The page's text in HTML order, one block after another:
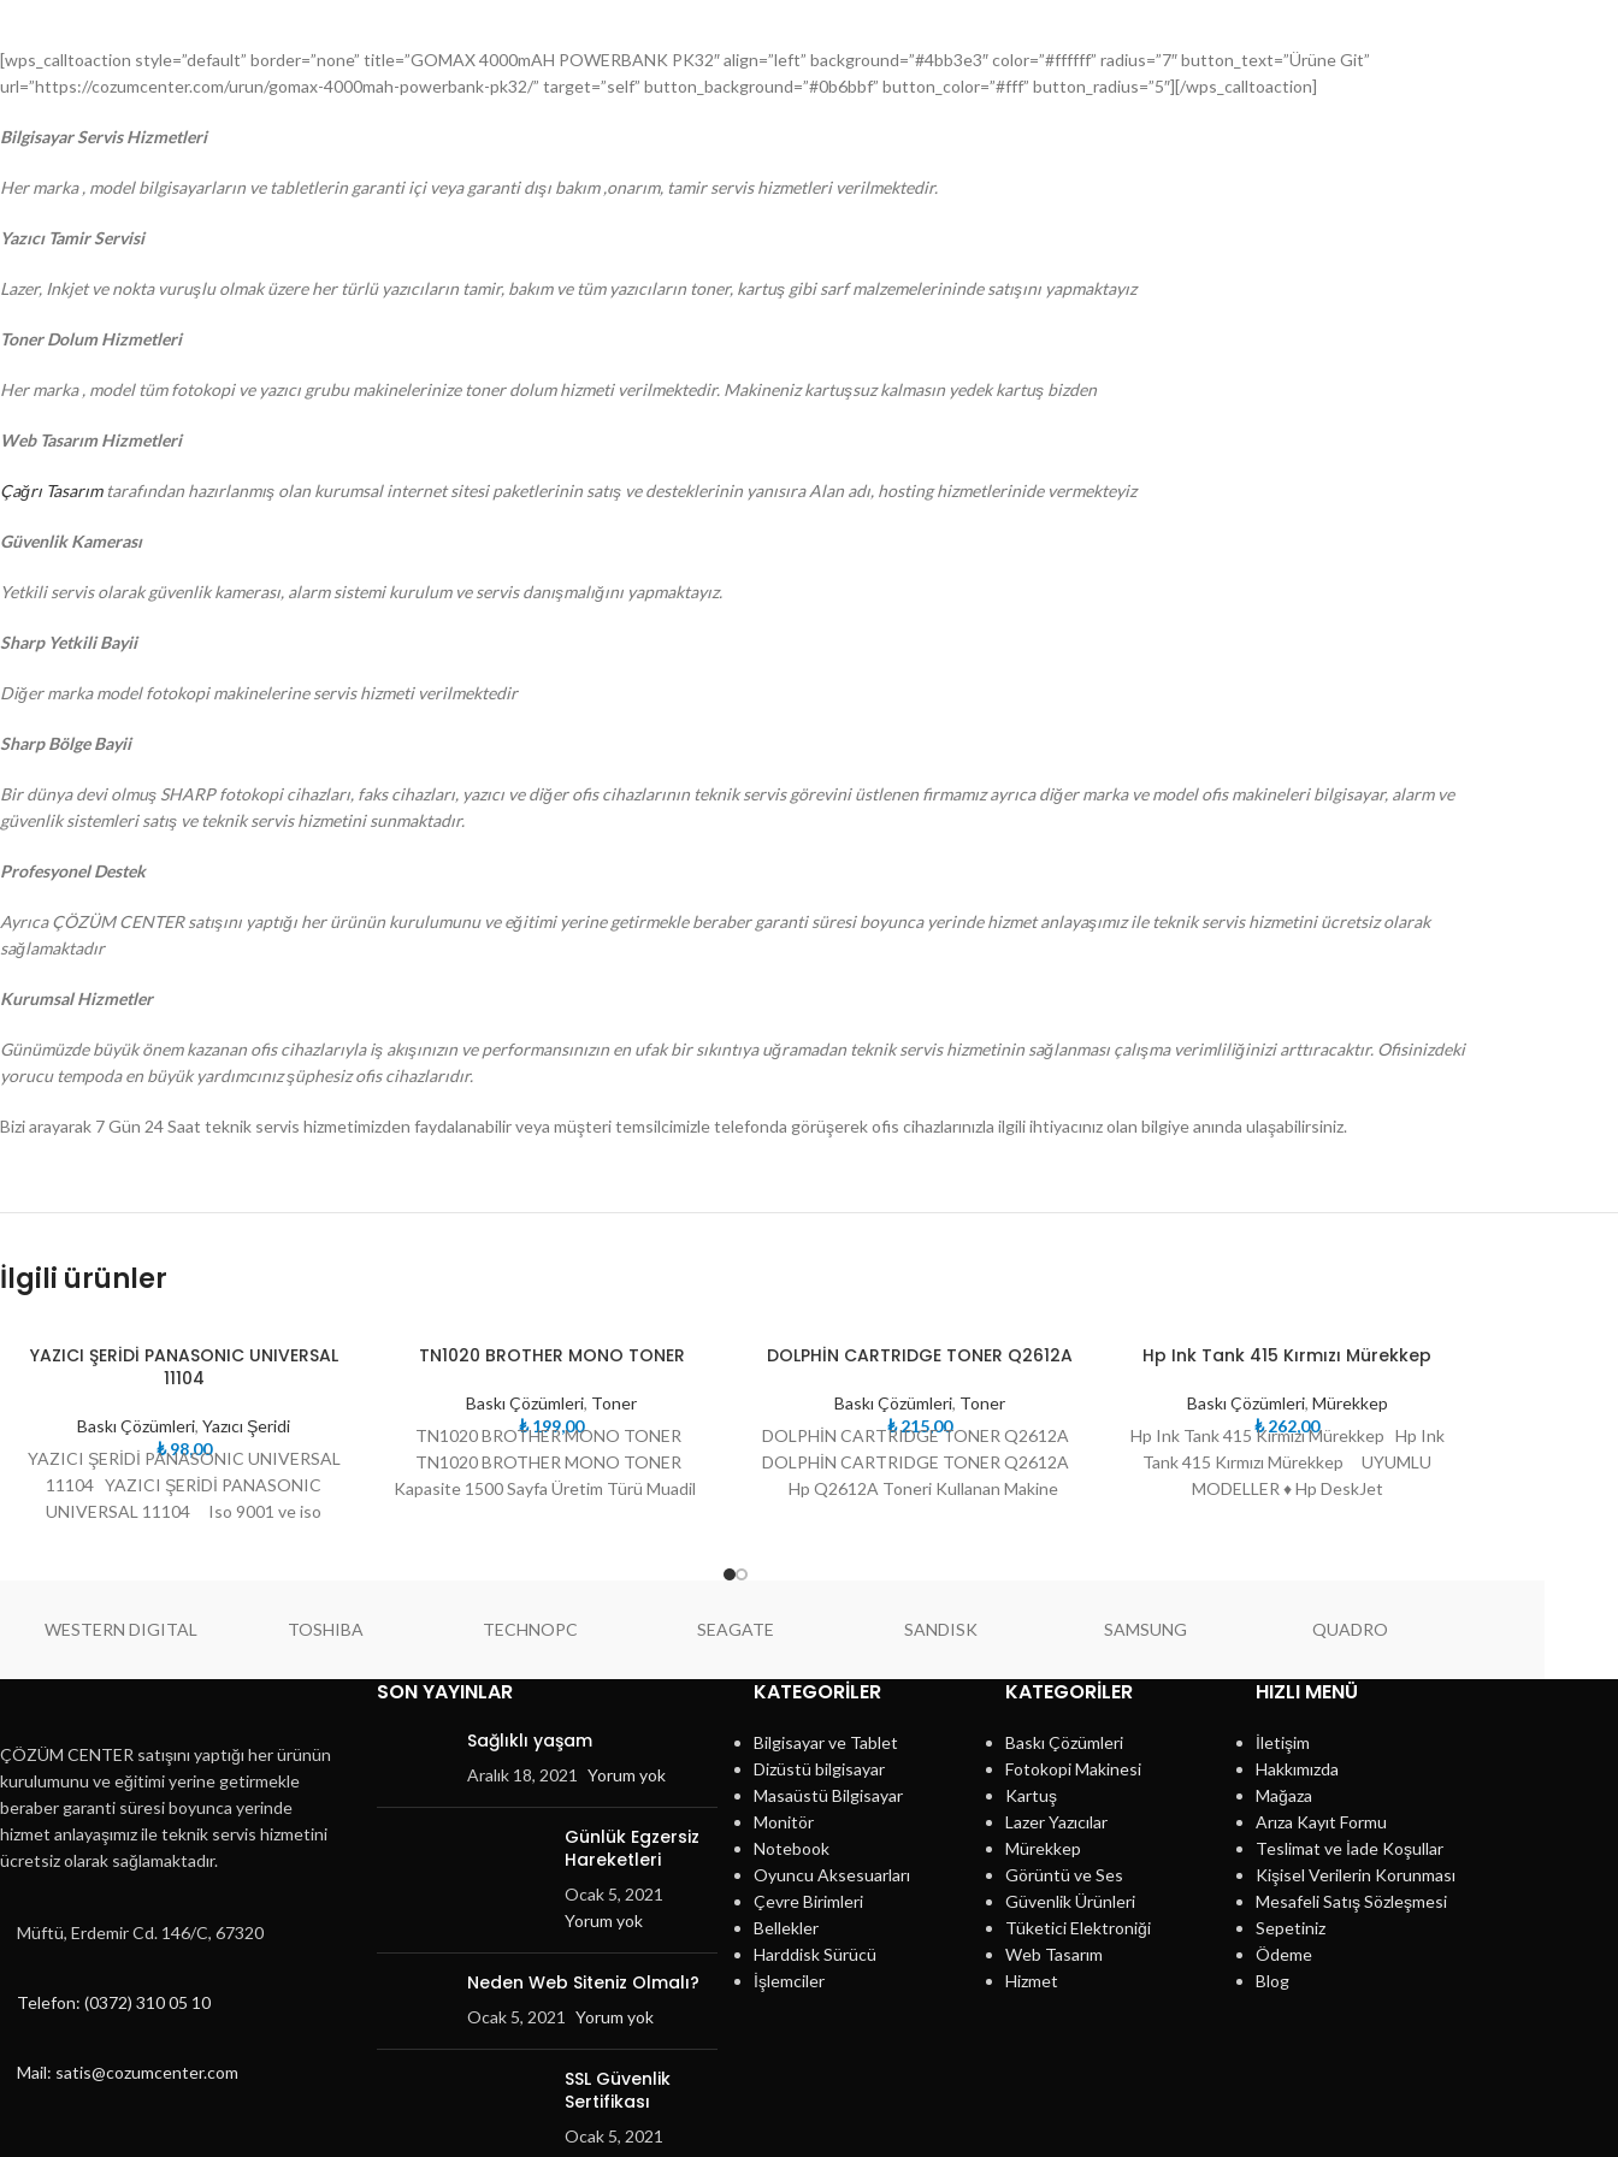
[wps_calltoaction style=”default” border=”none” title=”GOMAX 4000mAH POWERBANK PK32″ align=”left” background=”#4bb3e3″ color=”#ffffff” radius=”7″ button_text=”Ürüne Git”
url=”https://cozumcenter.com/urun/gomax-4000mah-powerbank-pk32/” target=”self” button_background=”#0b6bbf” button_color=”#fff” button_radius=”5″][/wps_calltoaction]
Bilgisayar Servis Hizmetleri
Her marka , model bilgisayarların ve tabletlerin garanti içi veya garanti dışı bakım ,onarım, tamir servis hizmetleri verilmektedir.
Yazıcı Tamir Servisi
Lazer, Inkjet ve nokta vuruşlu olmak üzere her türlü yazıcıların tamir, bakım ve tüm yazıcıların toner, kartuş gibi sarf malzemelerininde satışını yapmaktayız
Toner Dolum Hizmetleri
Her marka , model tüm fotokopi ve yazıcı grubu makinelerinize toner dolum hizmeti verilmektedir. Makineniz kartuşsuz kalmasın yedek kartuş bizden
Web Tasarım Hizmetleri
Çağrı Tasarımtarafından hazırlanmış olan kurumsal internet sitesi paketlerinin satış ve desteklerinin yanısıra Alan adı, hosting hizmetlerinide vermekteyiz
Güvenlik Kamerası
Yetkili servis olarak güvenlik kamerası, alarm sistemi kurulum ve servis danışmalığını yapmaktayız.
Sharp Yetkili Bayii
Diğer marka model fotokopi makinelerine servis hizmeti verilmektedir
Sharp Bölge Bayii
Bir dünya devi olmuş SHARP fotokopi cihazları, faks cihazları, yazıcı ve diğer ofis cihazlarının teknik servis görevini üstlenen firmamız ayrıca diğer marka ve model ofis makineleri bilgisayar, alarm ve
güvenlik sistemleri satış ve teknik servis hizmetini sunmaktadır.
Profesyonel Destek
Ayrıca ÇÖZÜM CENTER satışını yaptığı her ürünün kurulumunu ve eğitimi yerine getirmekle beraber garanti süresi boyunca yerinde hizmet anlayaşımız ile teknik servis hizmetini ücretsiz olarak
sağlamaktadır
Kurumsal Hizmetler
Günümüzde büyük önem kazanan ofis cihazlarıyla iş akışınızın ve performansınızın en ufak bir sıkıntıya uğramadan teknik servis hizmetinin sağlanması çalışma verimliliğinizi arttıracaktır. Ofisinizdeki
yorucu tempoda en büyük yardımcınız şüphesiz ofis cihazlarıdır.
Bizi arayarak 7 Gün 24 Saat teknik servis hizmetimizden faydalanabilir veya müşteri temsilcimizle telefonda görüşerek ofis cihazlarınızla ilgili ihtiyacınız olan bilgiye anında ulaşabilirsiniz.
İlgili ürünler
TÜKE
YAZICI ŞERİDİ PANASONIC UNIVERSAL
11104
Baskı Çözümleri,Yazıcı Şeridi
₺98,00
YAZICI ŞERİDİ PANASONIC UNIVERSAL
11104 YAZICI ŞERİDİ PANASONIC
UNIVERSAL 11104 Iso 9001 ve iso
TÜKETN1020 BROTHER MONO TONER
Baskı Çözümleri, Toner
₺199,00
TN1020 BROTHER MONO TONER
TN1020 BROTHER MONO TONER
Kapasite 1500 Sayfa Üretim Türü Muadil
TÜKE
DOLPHİN CARTRIDGE TONER Q2612A
Baskı Çözümleri, Toner
₺215,00
DOLPHİN CARTRIDGE TONER Q2612A
DOLPHİN CARTRIDGE TONER Q2612A
Hp Q2612A Toneri Kullanan Makine
TÜKE
NDI
Hp Ink Tank 415 Kırmızı Mürekkep
Baskı Çözümleri, Mürekkep
₺262,00
Hp Ink Tank 415 Kırmızı Mürekkep Hp Ink
Tank 415 Kırmızı Mürekkep UYUMLU
MODELLER ♦ Hp DeskJet
WESTERN DIGITAL TOSHIBA TECHNOPC SEAGATE SANDISK SAMSUNG QUADRO
ÇÖZÜM CENTER satışını yaptığı her ürünün
kurulumunu ve eğitimi yerine getirmekle
beraber garanti süresi boyunca yerinde
hizmet anlayaşımız ile teknik servis hizmetini
ücretsiz olarak sağlamaktadır.
Müftü, Erdemir Cd. 146/C, 67320
Telefon: (0372) 310 05 10
Mail: satis@cozumcenter.com
SON YAYINLAR
Sağlıklı yaşam
Aralık 18, 2021 Yorum yok
Günlük Egzersiz
Hareketleri
Ocak 5, 2021
Yorum yok
Neden Web Siteniz Olmalı?
Ocak 5, 2021 Yorum yok
SSL Güvenlik
Sertifikası
Ocak 5, 2021
KATEGORILER
Bilgisayar ve Tablet
Dizüstü bilgisayar
Masaüstü Bilgisayar
Monitör
Notebook
Oyuncu Aksesuarları
Çevre Birimleri
Bellekler
Harddisk Sürücü
İşlemciler
KATEGORILER
Baskı Çözümleri
Fotokopi Makinesi
Kartuş
Lazer Yazıcılar
Mürekkep
Görüntü ve Ses
Güvenlik Ürünleri
Tüketici Elektroniği
Web Tasarım
Hizmet
HIZLI MENÜ
İletişim
Hakkımızda
Mağaza
Arıza Kayıt Formu
Teslimat ve İade Koşullar
Kişisel Verilerin Korunması
Mesafeli Satış Sözleşmesi
Sepetiniz
Ödeme
Blog